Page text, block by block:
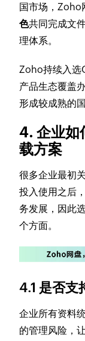
国市场，Zoho
色共同完成文
理体系。
Zoho持续入选
产品生态覆盖
形成较成熟的
4. 企业如
载方案
很多企业最初
投入使用之后
务发展，因此
个方面。
4.1 是否支
企业所有资料
的管理风险，